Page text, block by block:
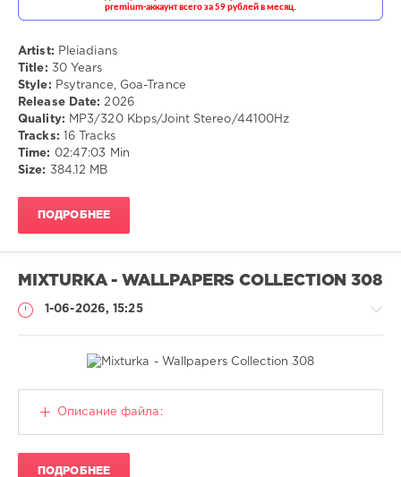
55
52
Psytrance ,
Goa-
Trance
Artist: Pleiadians
Title: 30 Years
Style: Psytrance, Goa-Trance
Release Date: 2026
Quality: MP3/320 Kbps/Joint Stereo/44100Hz
Tracks: 16 Tracks
Time: 02:47:03 Min
Size:
384.12 MB
ПОДРОБНЕЕ
MIXTURKA - WALLPAPERS COLLECTION 308
1-06-2026, 15:25
Обои
66
Описание файла:
ПОДРОБНЕЕ